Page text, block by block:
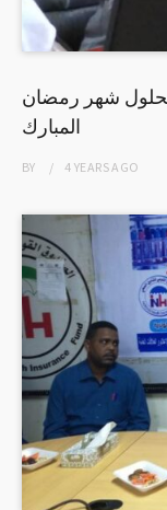
بحلول شهر رمضان
المبارك
BY 4 YEARSAGO